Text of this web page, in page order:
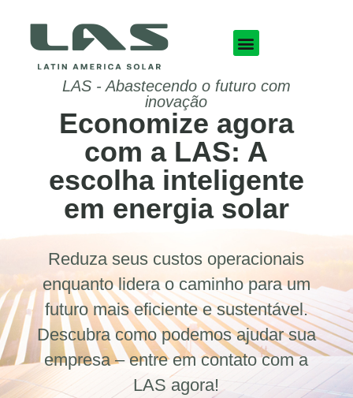
LAS - Abastecendo o futuro com
inovação
Economize agora
com a LAS: A
escolha inteligente
em energia solar
Reduza seus custos operacionais
enquanto lidera o caminho para um
futuro mais eficiente e sustentável.
Descubra como podemos ajudar sua
empresa – entre em contato com a
LAS agora!